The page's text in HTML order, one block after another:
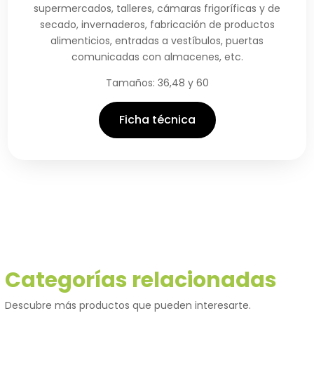
supermercados, talleres, cámaras frigoríficas y de
secado, invernaderos, fabricación de productos
alimenticios, entradas a vestíbulos, puertas
comunicadas con almacenes, etc.
Tamaños: 36,48 y 60
Ficha técnica
Categorías relacionadas
Descubre más productos que pueden interesarte.